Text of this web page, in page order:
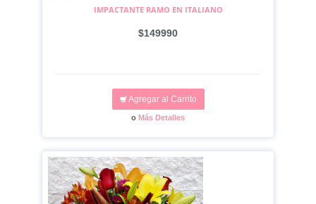
IMPACTANTE RAMO EN ITALIANO
$149990
Agregar al Carrito
o Más Detalles